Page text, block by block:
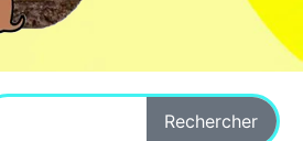
Rechercher